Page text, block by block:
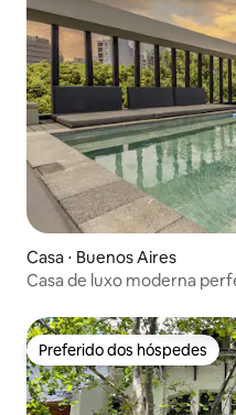
Casa ⋅ Buenos Aires
Casa de luxo moderna
Preferido dos hóspedes
Preferido dos hóspedes